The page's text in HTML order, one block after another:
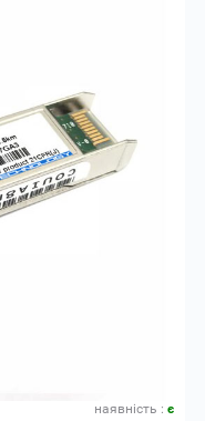
наявнiсть : є